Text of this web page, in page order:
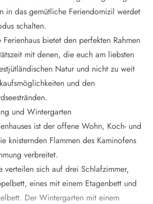
in das gemütliche Feriendomizil werdet
schalten.
bietet den perfekten Rahmen
mit denen, die euch am liebsten
Natur und nicht zu weit
und den
und Wintergarten
ist der offene Wohn, Koch- und
knisternden Flammen des Kaminofens
verbreitet.
verteilen sich auf drei Schlafzimmer,
eines mit einem Etagenbett und
Der Wintergarten mit einem